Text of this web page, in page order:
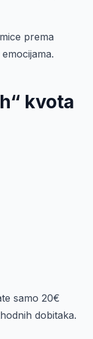
prema
kvota
samo 20€
dobitaka.